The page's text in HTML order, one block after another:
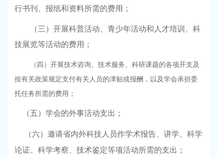
行书刊、报纸和资料所需的费用；
（三）开展科普活动、青少年活动和人才培训、科
技展览等活动的费用；
（四）开展技术咨询、技术服务、科研课题的各项开支及
按有关政策规定支付有关人员的津贴或报酬，以及学会承担委
托任务所需的费用；
（五）学会的外事活动支出；
（六）邀请省内外科技人员作学术报告、讲学、科学
论证、科学考察、技术鉴定等项活动所需的支出；